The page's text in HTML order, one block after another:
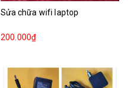
Sửa chữa wifi laptop
200.000₫